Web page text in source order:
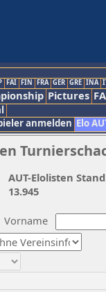
FAI FIN FRA GER GRE INA
Pictures
anmelden Elo
Vorname
AUT-Elolisten
13.945